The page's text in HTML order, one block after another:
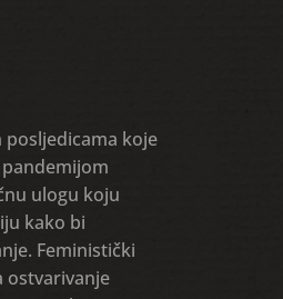
koje
ulogu koju
kako bi
Feministički
ostvarivanje